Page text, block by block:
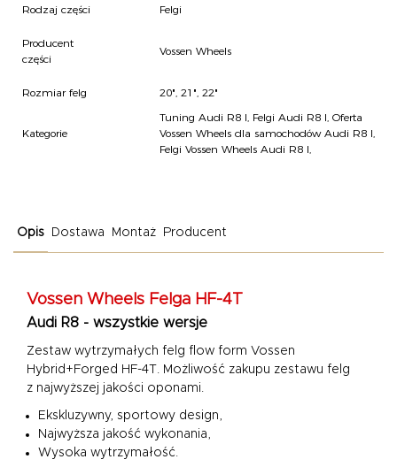
Rodzaj części Felgi
Producent
części
Vossen Wheels
Rozmiar felg 20", 21", 22"
Kategorie
Tuning Audi R8 I, Felgi Audi R8 I, Oferta
Vossen Wheels dla samochodów Audi R8 I,
Felgi Vossen Wheels Audi R8 I,
Opis Dostawa Montaż Producent
Vossen Wheels Felga HF-4T
Audi R8 - wszystkie wersje
Zestaw wytrzymałych felg flow form Vossen
Hybrid+Forged HF-4T. Możliwość zakupu zestawu felg
z najwyższej jakości oponami.
Ekskluzywny, sportowy design,
Najwyższa jakość wykonania,
Wysoka wytrzymałość.